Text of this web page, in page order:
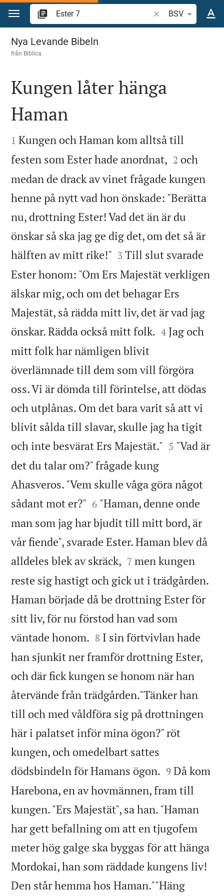
Hoppa till innehåll
Sök bibelvers eller
BSV
Ester 7
Nya Levande Bibeln
från Biblica

Kungen låter hänga
Haman

1 Kungen och Haman kom alltså till
festen som Ester hade anordnat, 

2 och
medan de drack av vinet frågade kungen
henne på nytt vad hon önskade: "Berätta
nu, drottning Ester! Vad det än är du
önskar så ska jag ge dig det, om det så är
hälften av mitt rike!" 

3 Till slut svarade
Ester honom: "Om Ers Majestät verkligen
älskar mig, och om det behagar Ers
Majestät, så rädda mitt liv, det är vad jag
önskar. Rädda också mitt folk. 

4 Jag och
mitt folk har nämligen blivit
överlämnade till dem som vill förgöra
oss. Vi är dömda till förintelse, att dödas
och utplånas. Om det bara varit så att vi
blivit sålda till slavar, skulle jag ha tigit
och inte besvärat Ers Majestät." 

5 "Vad är
det du talar om?" frågade kung
Ahasveros. "Vem skulle våga göra något
sådant mot er?" 

6 "Haman, denne onde
man som jag har bjudit till mitt bord, är
vår fiende", svarade Ester. Haman blev då
alldeles blek av skräck, 

7 men kungen
reste sig hastigt och gick ut i trädgården.
Haman började då be drottning Ester för
sitt liv, för nu förstod han vad som
väntade honom. 

8 I sin förtvivlan hade
han sjunkit ner framför drottning Ester,
och där fick kungen se honom när han
återvände från trädgården."Tänker han
till och med våldföra sig på drottningen
här i palatset inför mina ögon?" röt
kungen, och omedelbart sattes
dödsbindeln för Hamans ögon. 

9 Då kom
Harebona, en av hovmännen, fram till
kungen. "Ers Majestät", sa han. "Haman
har gett befallning om att en tjugofem
meter hög galge ska byggas för att hänga
Mordokai, han som räddade kungens liv!
Den står hemma hos Haman.""Häng